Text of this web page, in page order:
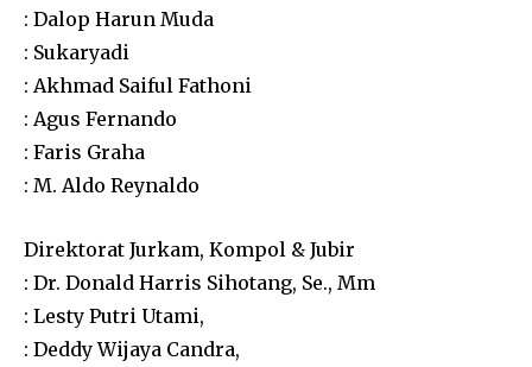
: Dalop Harun Muda
: Sukaryadi
: Akhmad Saiful Fathoni
: Agus Fernando
: Faris Graha
: M. Aldo Reynaldo
Direktorat Jurkam, Kompol & Jubir
: Dr. Donald Harris Sihotang, Se., Mm
: Lesty Putri Utami,
: Deddy Wijaya Candra,